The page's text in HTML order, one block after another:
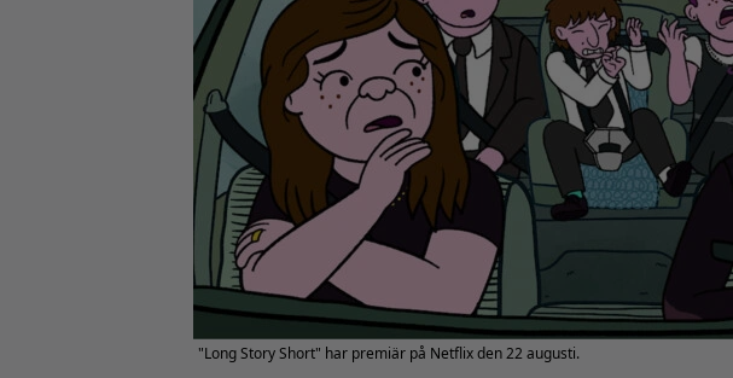
"Long Story Short" har premiär på Netflix den 22 augusti.